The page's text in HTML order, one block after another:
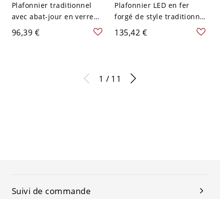
Plafonnier traditionnel
avec abat-jour en verre
pour salon -
Classique/Traditionnel
96,39 €
Plafonnier LED en fer
forgé de style traditionnel
avec verre circulaire pour
espaces intérieurs - Noir
135,42 €
1 / 11
Suivi de commande